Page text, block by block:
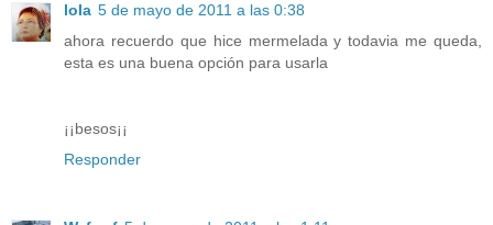
lola 5 de mayo de 2011 a las 0:38
ahora recuerdo que hice mermelada y todavia me queda,
esta es una buena opción para usarla
¡¡besos¡¡
Responder